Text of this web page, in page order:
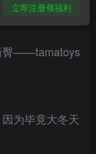
臀——tamatoys
为毕竟大冬天
立即注册领福利